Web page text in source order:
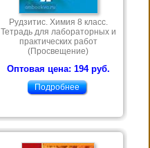
Рудзитис. Химия 8 класс.
Тетрадь для лабораторных и
практических работ
(Просвещение)
Оптовая цена: 194 руб.
Подробнее